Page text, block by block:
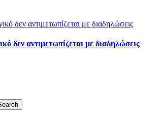
δεν αντιμετωπίζεται με διαδηλώσεις